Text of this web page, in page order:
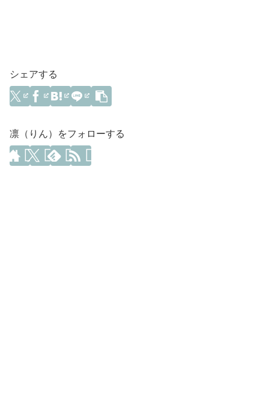
シェアする
凛（りん）をフォローする